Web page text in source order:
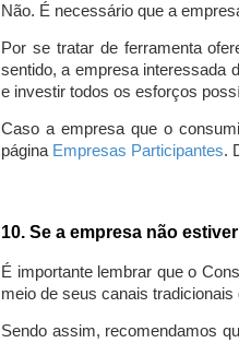
Não. É necessário que a
Por se tratar de ferramenta
sentido, a empresa interessada
e investir todos os esforços
Caso a empresa que o
página Empresas Participantes.
10. Se a empresa não
É importante lembrar que o
meio de seus canais tradicionais
Sendo assim, recomendamos